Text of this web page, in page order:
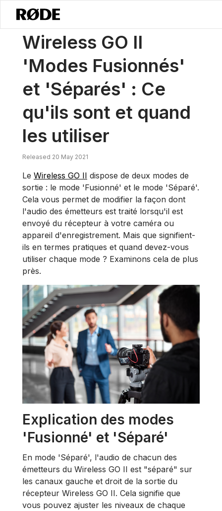
Nouvelles / Wireless GO II Modes 'Fusionné' Et 'Séparé' : Ce Qu'ils
Wireless GO II
'Modes Fusionnés'
et 'Séparés' : Ce
qu'ils sont et quand
les utiliser
Released 20 May 2021
Le Wireless GO II dispose de deux modes de
sortie : le mode 'Fusionné' et le mode 'Séparé'.
Cela vous permet de modifier la façon dont
l'audio des émetteurs est traité lorsqu'il est
envoyé du récepteur à votre caméra ou
appareil d'enregistrement. Mais que signifient-
ils en termes pratiques et quand devez-vous
utiliser chaque mode ? Examinons cela de plus
près.
Explication des modes
'Fusionné' et 'Séparé'
En mode 'Séparé', l'audio de chacun des
émetteurs du Wireless GO II est "séparé" sur
les canaux gauche et droit de la sortie du
récepteur Wireless GO II. Cela signifie que
vous pouvez ajuster les niveaux de chaque